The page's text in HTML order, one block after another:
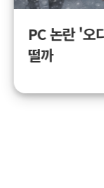
PC 논란 '오
떨까